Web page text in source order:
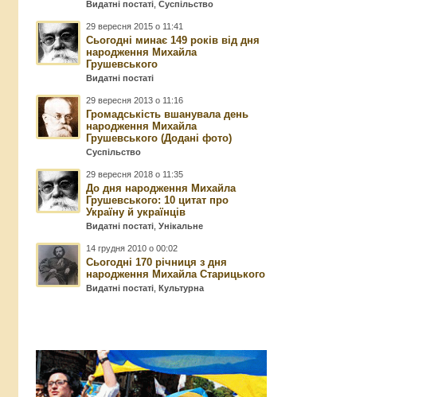
Видатні постаті ,Суспільство
29 вересня 2015 о 11:41
Сьогодні минає 149 років від дня
народження Михайла
Грушевського
Видатні постаті
29 вересня 2013 о 11:16
Громадськість вшанувала день
народження Михайла
Грушевського (Додані фото)
Суспільство
29 вересня 2018 о 11:35
До дня народження Михайла
Грушевського: 10 цитат про
Україну й українців
Видатні постаті ,Унікальне
14 грудня 2010 о 00:02
Сьогодні 170 річниця з дня
народження Михайла Старицького
Видатні постаті ,Культурна